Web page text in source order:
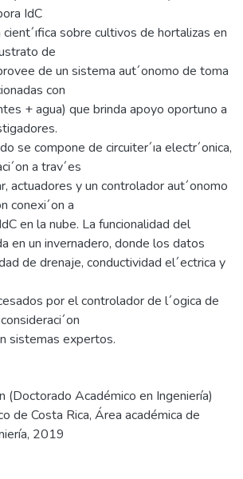
IdC
sobre cultivos de hortalizas en
de
de un sistema aut´onomo de toma
con
+ agua) que brinda apoyo oportuno a
se compone de circuiter´ıa electr´onica,
a trav´es
actuadores y un controlador aut´onomo
conexi´on a
en la nube. La funcionalidad del
en un invernadero, donde los datos
de drenaje, conductividad el´ectrica y
por el controlador de l´ogica de
sistemas expertos.
(Doctorado Académico en Ingeniería)
de Costa Rica, Área académica de
2019